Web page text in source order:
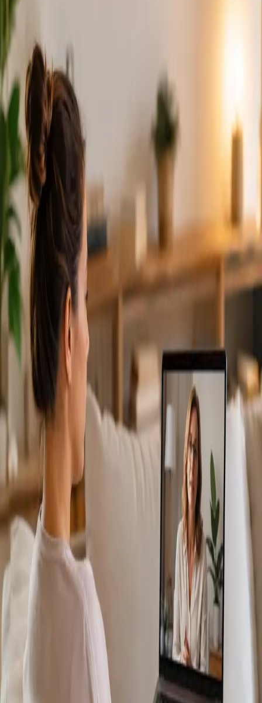
Consultas con especialistas
disponibles
Los perfiles se actualizan a medida que el equipo crece.
2
Specialist
Cardiología Especialista
From
€79
Duration
15 min
Más información: Cardiología Especialista
Reservar cita
Specialist
Consulta Diagnostico vascular
Duration
Consulta Diagnostico vascular
Reservar
cita
Specialist
Consulta Online Flebologia y Linfologia
From
€150
Duration
Consulta Online Flebologia y Linfologia
Reservar cita
Dermatología Especialista